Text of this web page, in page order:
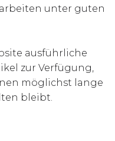
unter guten
ausführliche
zur Verfügung,
möglichst lange
bleibt.